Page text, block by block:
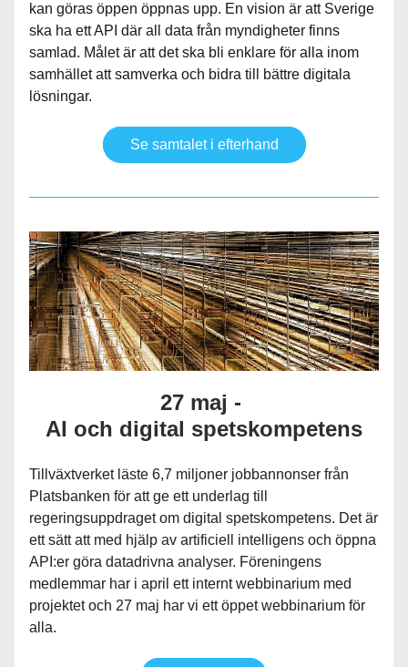
kan göras öppen öppnas upp. En vision är att Sverige
ska ha ett API där all data från myndigheter finns
samlad. Målet är att det ska bli enklare för alla inom
samhället att samverka och bidra till bättre digitala
lösningar.
Se samtalet i efterhand
27 maj -
AI och digital spetskompetens
Tillväxtverket läste 6,7 miljoner jobbannonser från
Platsbanken för att ge ett underlag till
regeringsuppdraget om digital spetskompetens. Det är
ett sätt att med hjälp av artificiell intelligens och öppna
API:er göra datadrivna analyser. Föreningens
medlemmar har i april ett internt webbinarium med
projektet och 27 maj har vi ett öppet webbinarium för
alla.